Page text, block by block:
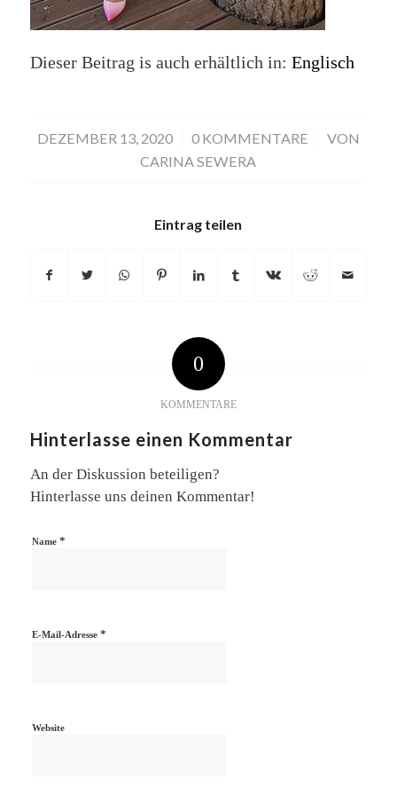
Dieser Beitrag is auch erhältlich in: Englisch
DEZEMBER 13, 2020
/ 0 KOMMENTARE
/
VON
CARINA SEWERA
Eintrag teilen
0
KOMMENTARE
Hinterlasse einen Kommentar
An der Diskussion beteiligen?
Hinterlasse uns deinen Kommentar!
Name *
E-Mail-Adresse *
Website